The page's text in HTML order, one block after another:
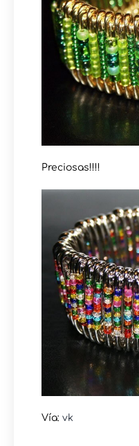
Preciosas!!!!
Vía: vk